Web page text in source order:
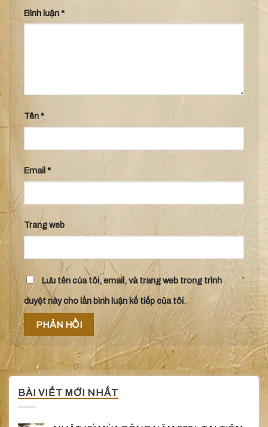
Bình luận*
Tên*
Email *
Trang web
Lưu tên của tôi, email, và trang web trong trình
duyệt này cho lần bình luận kế tiếp của tôi.
BÀI VIẾT MỚI NHẤT